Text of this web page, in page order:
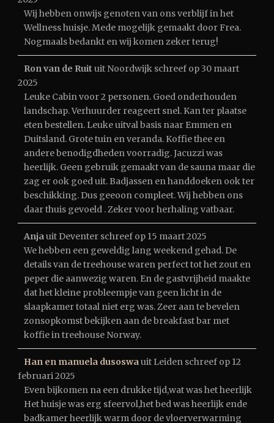
Wij hebben onwijs genoten van ons verblijf in het
Wellness huisje. Mede mogelijk gemaakt door Frea.
Nogmaals bedankt en wij komen zeker terug!
Ron van de Ruit uit Noordwijk schreef op30 maart
2025
Leuke Cabin voor 2 personen. Goed onderhouden
landschap. Verhuurder reageert snel. Kan ter plaatse
eten bestellen. Leuke uitval basis naar Emmen en
Duitsland. Grote tuin en veranda. Koffie thee en
andere benodigdheden voorradig. Jacuzzi was
heerlijk. Geen gebruik gemaakt van de sauna maar die
zag er ook goed uit. Badjassen en handdoeken ook ter
beschikking. Dus geeoon compleet. Wij hebben ons
daar thuis gevoeld . Zeker voor herhaling vatbaar.
Anjauit Deventer schreef op 15 maart 2025
We hebben een geweldig lang weekend gehad. De
details van de treehouse waren perfect tot het zout en
peper die aanwezig waren. En de gastvrijheid maakte
dat het kleine probleempje van geen licht in de
slaapkamer totaal niet erg was. Zeer aan te bevelen
zonsopkomst bekijken aan de breakfast bar met
koffie in treehouse Norway.
Han en manuela dusoswauit Leiden schreef op 12
februari 2025
Even bijkomen na een drukke tijd,wat was het heerlijk
Het huisje was erg sfeervol,het bed was heerlijk ende
badkamer heerlijk warm door de vloerverwarming